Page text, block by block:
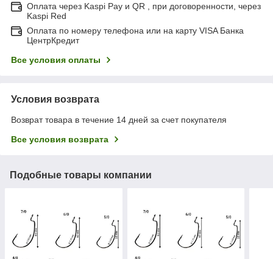
Оплата через Kaspi Pay и QR , при договоренности, через
Kaspi Red
Оплата по номеру телефона или на карту VISA Банка
ЦентрКредит
Все условия оплаты
Условия возврата
Возврат товара в течение 14 дней за счет покупателя
Все условия возврата
Подобные товары компании